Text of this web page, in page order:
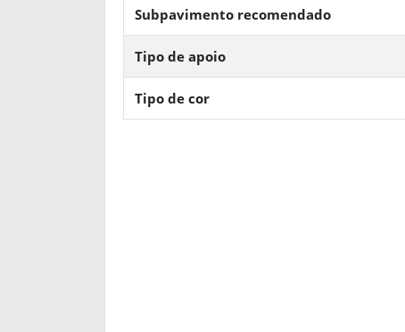
Subpavimento recomendado
Tipo de apoio
Tipo de cor